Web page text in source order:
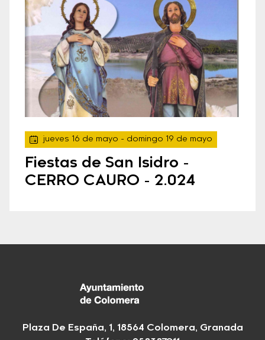
jueves 16 de mayo - domingo 19 de mayo
Fiestas de San Isidro -
CERRO CAURO - 2.024
Plaza De España, 1, 18564 Colomera, Granada